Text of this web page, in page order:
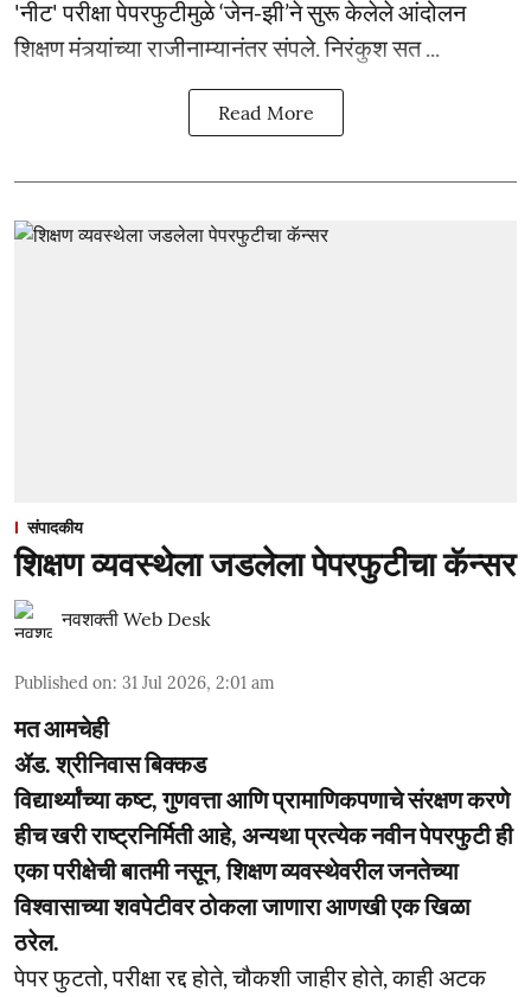
'नीट' परीक्षा पेपरफुटीमुळे ‘जेन-झी’ने सुरू केलेले आंदोलन
शिक्षण मंत्र्यांच्या राजीनाम्यानंतर संपले. निरंकुश सत ...
Read More
संपादकीय
शिक्षण व्यवस्थेला जडलेला पेपरफुटीचा कॅन्सर
नवशक्ती Web Desk
Published on: 31 Jul 2026, 2:01 am
मत आमचेही
ॲड. श्रीनिवास बिक्कड
विद्यार्थ्यांच्या कष्ट, गुणवत्ता आणि प्रामाणिकपणाचे संरक्षण करणे
हीच खरी राष्ट्रनिर्मिती आहे, अन्यथा प्रत्येक नवीन पेपरफुटी ही
एका परीक्षेची बातमी नसून, शिक्षण व्यवस्थेवरील जनतेच्या
विश्वासाच्या शवपेटीवर ठोकला जाणारा आणखी एक खिळा
ठरेल.
पेपर फुटतो, परीक्षा रद्द होते, चौकशी जाहीर होते, काही अटक